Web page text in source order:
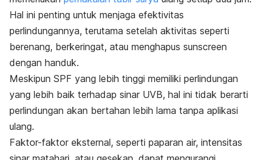
Hal ini penting untuk menjaga efektivitas
perlindungannya, terutama setelah aktivitas seperti
berenang, berkeringat, atau menghapus sunscreen
dengan handuk.
Meskipun SPF yang lebih tinggi memiliki perlindungan
yang lebih baik terhadap sinar UVB, hal ini tidak berarti
perlindungan akan bertahan lebih lama tanpa aplikasi
ulang.
Faktor-faktor eksternal, seperti paparan air, intensitas